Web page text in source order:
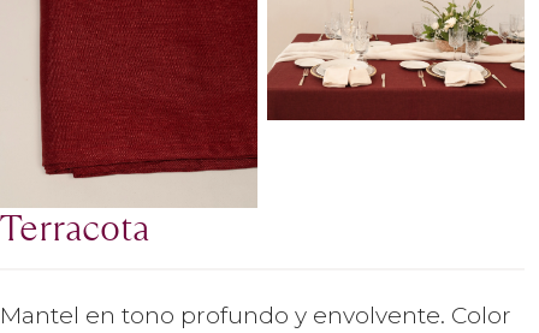
Terracota
Mantel en tono profundo y envolvente. Color